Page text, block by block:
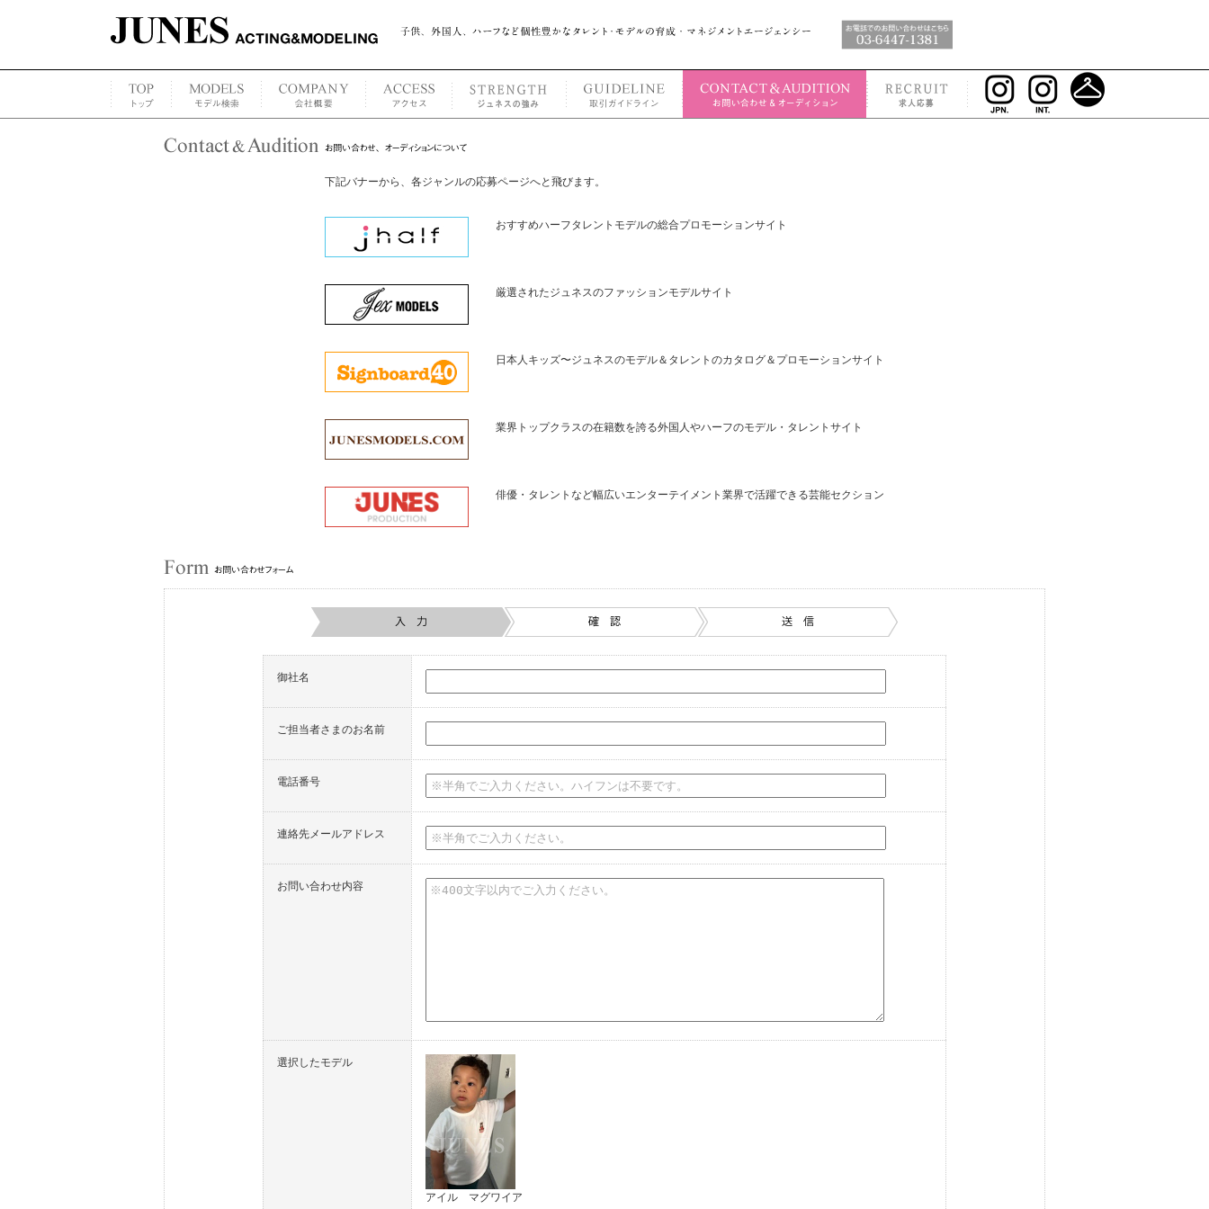
下記バナーから、各ジャンルの応募ページへと飛びます。
おすすめハーフタレントモデルの総合プロモーションサイト
厳選されたジュネスのファッションモデルサイト
日本人キッズ〜ジュネスのモデル＆タレントのカタログ＆プロモーションサイト
業界トップクラスの在籍数を誇る外国人やハーフのモデル・タレントサイト
俳優・タレントなど幅広いエンターテイメント業界で活躍できる芸能セクション
御社名
ご担当者さまのお名前
電話番号
連絡先メールアドレス
お問い合わせ内容
選択したモデル
アイル マグワイア